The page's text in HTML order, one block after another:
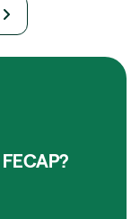
FECAP?